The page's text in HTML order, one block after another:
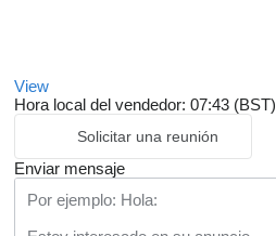
View
Hora local del vendedor: 07:43 (BST)
Solicitar una reunión
Enviar mensaje